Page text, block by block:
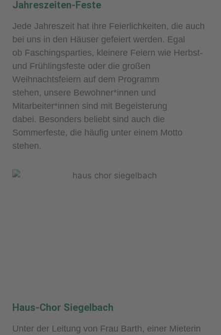
Jahreszeiten-Feste
Jede Jahreszeit hat ihre Feierlichkeiten, die auch
bei uns in den Häuser gefeiert werden. Egal
ob Faschingsparties, kleinere Feiern wie Herbst-
und Frühlingsfeste oder die großen
Weihnachtsfeiern auf dem Programm
stehen, unsere Bewohner*innen und
Mitarbeiter*innen sind mit Begeisterung
dabei. Besonders beliebt sind auch die
Sommerfeste, die häufig unter einem Motto
stehen.
Haus-Chor Siegelbach
Unter der Leitung von Frau Barth, einer Mieterin